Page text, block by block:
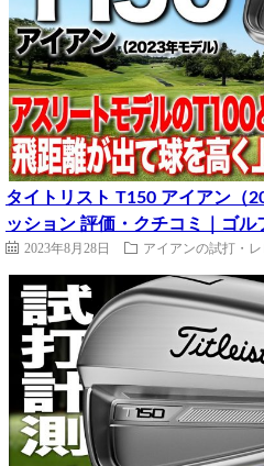
タイトリスト T150 アイアン（
ッション 評価・クチコミ｜ゴル
2023年8月28日 アイアンの試打・レ